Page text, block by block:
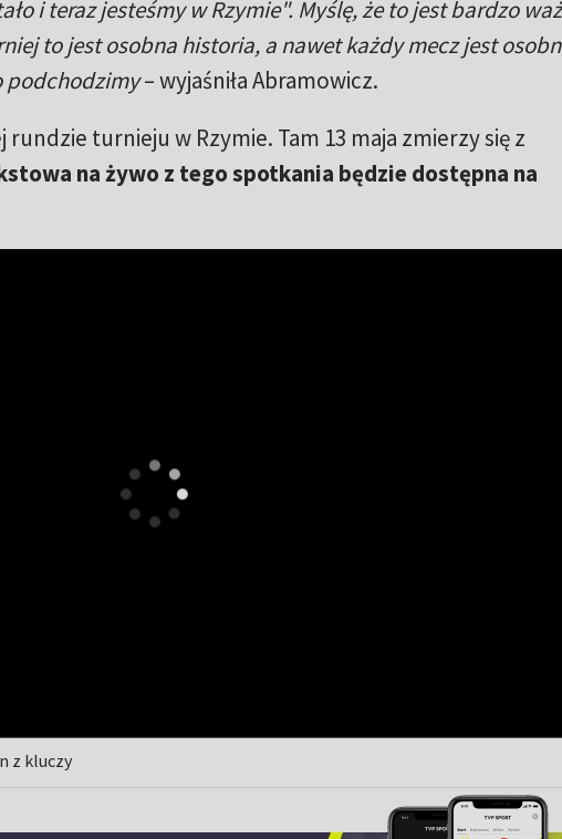
i teraz jesteśmy w Rzymie". Myślę, że to jest bardzo
to jest osobna historia, a nawet każdy mecz jest
podchodzimy– wyjaśniła Abramowicz.
turnieju w Rzymie. Tam 13 maja zmierzy się z
na żywo z tego spotkania będzie dostępna na
z kluczy